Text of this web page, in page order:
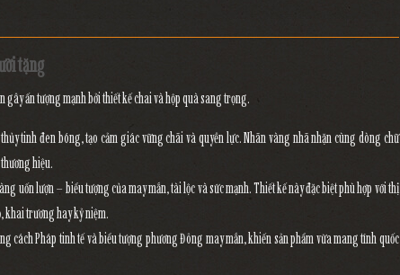
tặng
gây ấn tượng mạnh bởithiết kế chai và hộp quà sang trọng.
tinh đen bóng, tạo cảm giác vững chãi và quyền lực. Nhãn vàng nhã nhặn cùng dòng chữ
hiệu.
uốn lượn– biểu tượng của may mắn, tài lộc và sức mạnh. Thiết kế này đặc biệt phù hợp với thị
khai trương hay kỷ niệm.
cách Pháp tinh tếvàbiểu tượng phương Đông may mắn, khiến sản phẩm vừa mang tính quốc